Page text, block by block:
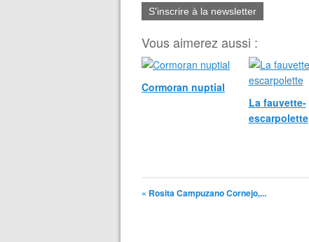
S'inscrire à la newsletter
Vous aimerez aussi :
Cormoran nuptial
La fauvette-
escarpolette
« Rosita Campuzano Cornejo,...